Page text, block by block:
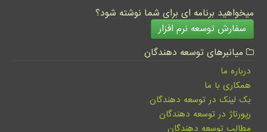
میخواهید برنامه ای برای شما نوشته شود؟
سفارش توسعه نرم افزار
میانبرهای توسعه دهندگان
درباره ما
همکاری با ما
بک لینک در توسعه دهندگان
رپورتاژ در توسعه دهندگان
مطالب توسعه دهندگان